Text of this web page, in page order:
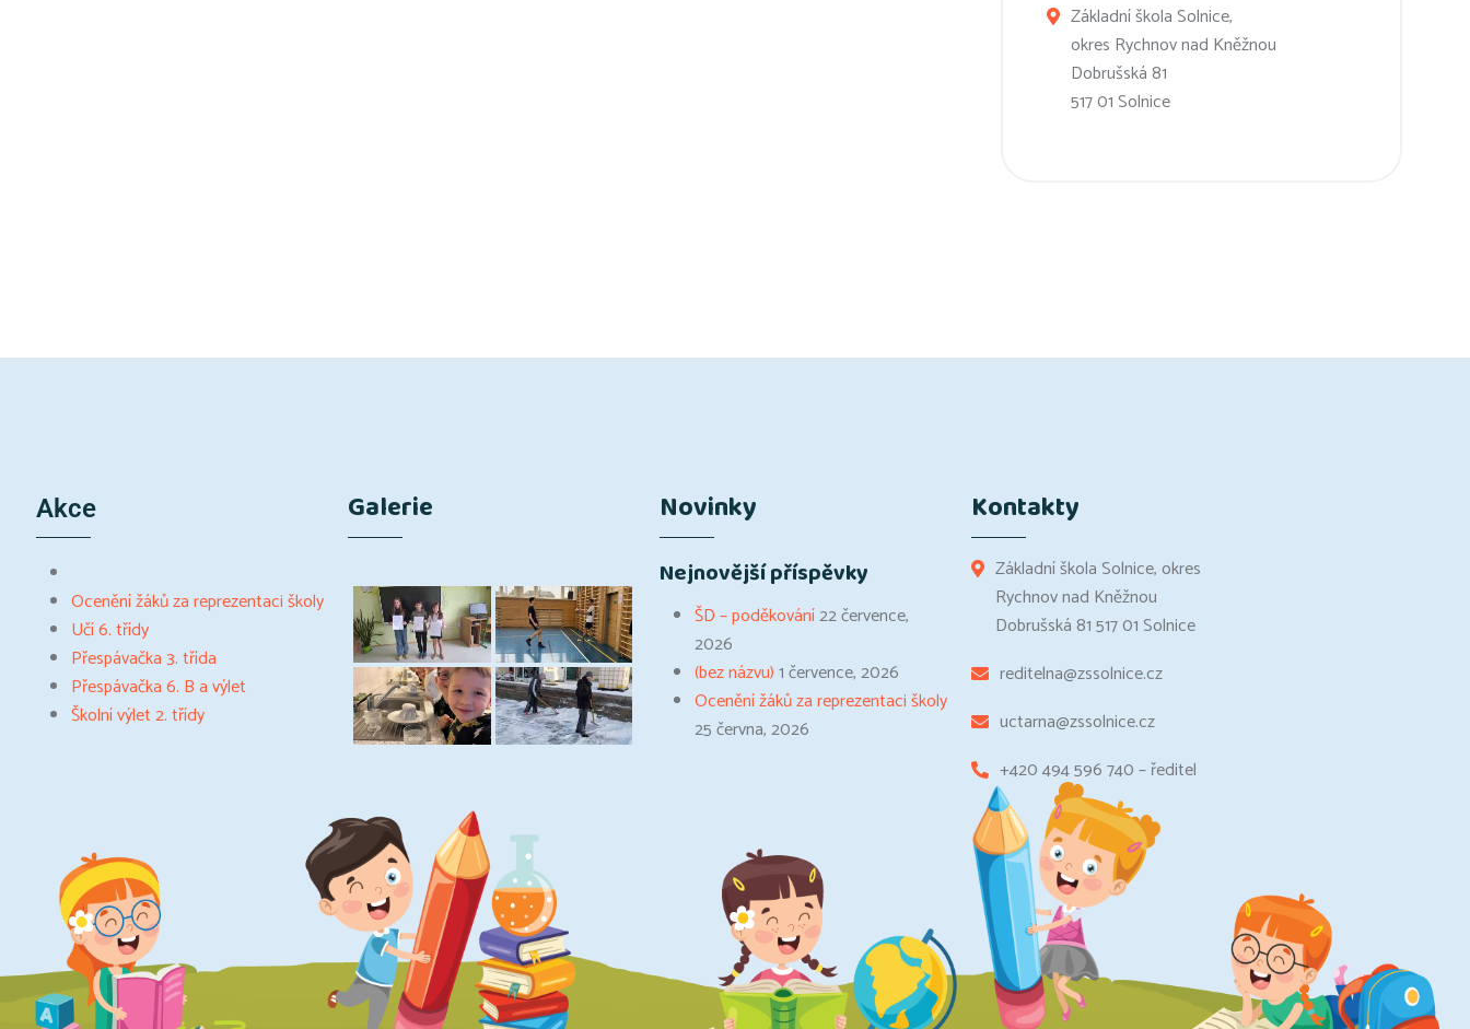
Základní škola Solnice,
okres Rychnov nad Kněžnou
Dobrušská 81
517 01 Solnice
Akce
Ocenění žáků za reprezentaci školy
Učí 6. třídy
Přespávačka 3. třída
Přespávačka 6. B a výlet
Školní výlet 2. třídy
Galerie Novinky
Nejnovější příspěvky
ŠD – poděkování22 července,
2026
(bez názvu)1 července, 2026
Ocenění žáků za reprezentaci školy
25 června, 2026
Kontakty
Základní škola Solnice, okres
Rychnov nad Kněžnou
Dobrušská 81 517 01 Solnice
reditelna@zssolnice.cz
uctarna@zssolnice.cz
+420 494 596 740 – ředitel